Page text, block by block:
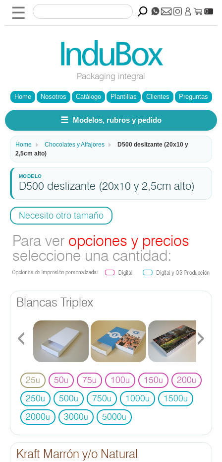
☰
Packaging integral
0
Home Nosotros Catálogo Plantillas Clientes Preguntas
☰ Modelos, rubros y pedido
Home Chocolates y Alfajores
D500 deslizante (20x10 y
2,5cm alto)
D500 deslizante (20x10 y 2,5cm alto)
Necesito otro tamaño
Para ver opciones y precios
seleccione una cantidad:
Blancas Triplex
‹ ›
25u 50u 75u 100u 150u 200u
250u 500u 750u 1000u 1500u
2000u 3000u 5000u
Kraft Marrón y/o Natural